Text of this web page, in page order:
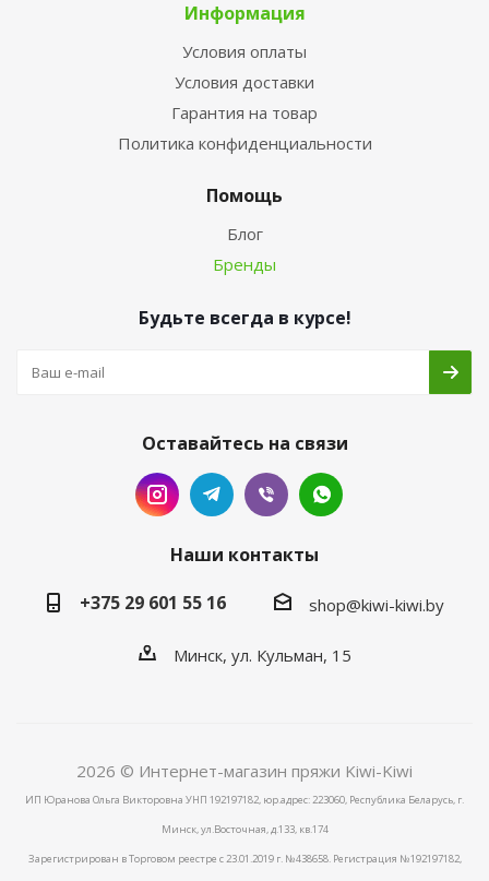
Информация
Условия оплаты
Условия доставки
Гарантия на товар
Политика конфиденциальности
Помощь
Блог
Бренды
Будьте всегда в курсе!
Оставайтесь на связи
Наши контакты
+375 29 601 55 16
shop@kiwi-kiwi.by
Минск, ул. Кульман, 15
2026 © Интернет-магазин пряжи Kiwi-Kiwi
ИП Юранова Ольга Викторовна УНП 192197182, юр.адрес: 223060, Республика Беларусь, г.
Минск, ул.Восточная, д.133, кв.174
Зарегистрирован в Торговом реестре с 23.01.2019 г. №438658. Регистрация №192197182,